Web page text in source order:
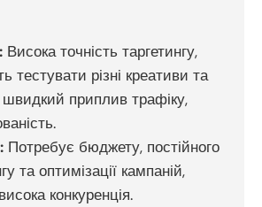
Висока точність таргетингу,
тестувати різні креативи та
швидкий приплив трафіку,
Потребує бюджету, постійного
та оптимізації кампаній,
конкуренція.